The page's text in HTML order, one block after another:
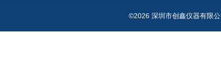
©2026 深圳市创鑫仪器有限